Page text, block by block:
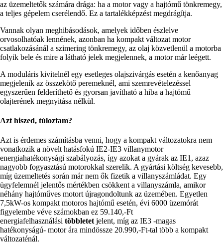
az üzemeltetők számára drága: ha a motor vagy a hajtómű tönkremegy,
a teljes gépelem cserélendő. Ez a tartalékképzést megdrágítja.
Vannak olyan meghibásodások, amelyek időben észlelve
orvosolhatóak lennének, azonban ha kompakt változat motor
csatlakozásánál a szimering tönkremegy, az olaj közvetlenül a motorba
folyik bele és mire a látható jelek megjelennek, a motor már leégett.
A moduláris kivitelnél egy esetleges olajszivárgás esetén a kenőanyag
megjelenik az összekötő peremeknél, ami szemrevételezéssel
egyszerűen felderíthető és gyorsan javítható a hiba a hajtómű
olajterének megnyitása nélkül.
Azt hiszed, túloztam?
Azt is érdemes számításba venni, hogy a kompakt változatokra nem
vonatkozik a növelt hatásfokú IE2-IE3 villanymotor
energiahatékonysági szabályozás, így azokat a gyárak az IE1, azaz
nagyobb fogyasztású motorokkal szerelik. A gyártási költség kevesebb,
míg üzemeltetés során már nem ők fizetik a villanyszámládat. Egy
ügyfelemnél jelentős mértékben csökkent a villanyszámla, amikor
néhány hajtóműves motort újragondoltunk az üzemében. Egyetlen
7,5kW-os kompakt motoros hajtómű esetén, évi 6000 üzemórát
figyelembe véve számokban ez 59.140,-Ft
energiafelhasználási többletetjelent, míg az IE3 -magas
hatékonyságú- motor ára mindössze 20.990,-Ft-tal több a kompakt
változaténál.